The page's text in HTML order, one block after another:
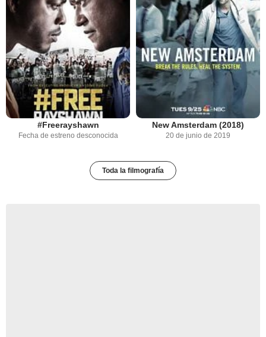
#Freerayshawn
Fecha de estreno desconocida
New Amsterdam (2018)
20 de junio de 2019
Toda la filmografía